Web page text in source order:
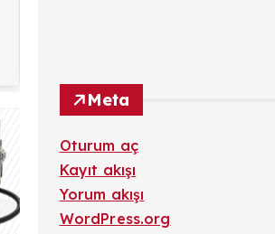
Meta
Oturum aç
Kayıt akışı
Yorum akışı
WordPress.org